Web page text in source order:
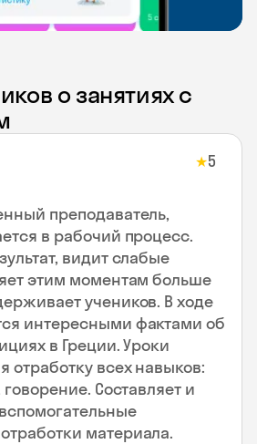
о занятиях с
★5
преподаватель,
в рабочий процесс.
видит слабые
этим моментам больше
учеников. В ходе
интересными фактами об
в Греции. Уроки
отработку всех навыков:
Составляет и
материала.